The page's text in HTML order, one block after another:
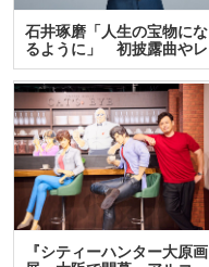
石井琢磨「人生の宝物にな
るように」 初披露曲やレ
ア…
『シティーハンター大原画